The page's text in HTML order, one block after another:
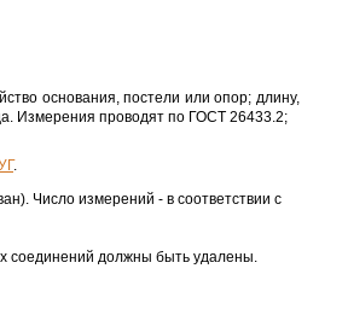
основания, постели или опор; длину,
Измерения проводят по ГОСТ 26433.2;
.
Число измерений - в соответствии с
соединений должны быть удалены.